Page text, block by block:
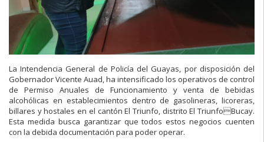
La Intendencia General de Policía del Guayas, por disposición del
Gobernador Vicente Auad, ha intensificado los operativos de control
de Permiso Anuales de Funcionamiento y venta de bebidas
alcohólicas en establecimientos dentro de gasolineras, licoreras,
billares y hostales en el cantón El Triunfo, distrito El TriunfoBucay.
Esta medida busca garantizar que todos estos negocios cuenten
con la debida documentación para poder operar.